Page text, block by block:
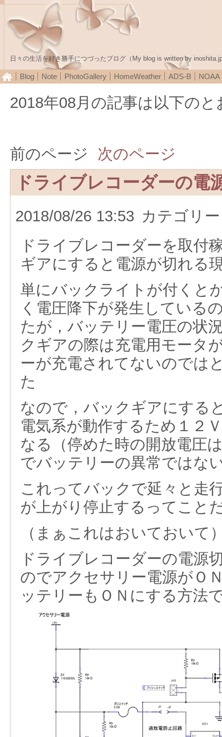
日々の生活を好き勝手につづったブログ（My blog is written by
Blog Note PhotoGallery HomeWeather ADS-B NOAA
2018年08月の記事は以下の
前のページ 次のページ
ドライブレコーダーの電
2018/08/26 13:53 カテゴリ
ドライブレコーダーを取付
ギアにすると電源が切れる
単にバックライトが付くと
く電圧降下が発生している
たが，バッテリー電圧の状
クギアの際は充電用モータ
ーが充電されてないのでは
た
なので，バックギアにする
電気系が動作するため１２
なる（停めた時の開放電圧
でバッテリーの異常ではな
これってバックで延々と走
が上がり停止するってこと
（まぁこれはおいておいて
ドライブレコーダーの電源
のでアクセサリー電源がＯ
ッテリーもＯＮにする方法